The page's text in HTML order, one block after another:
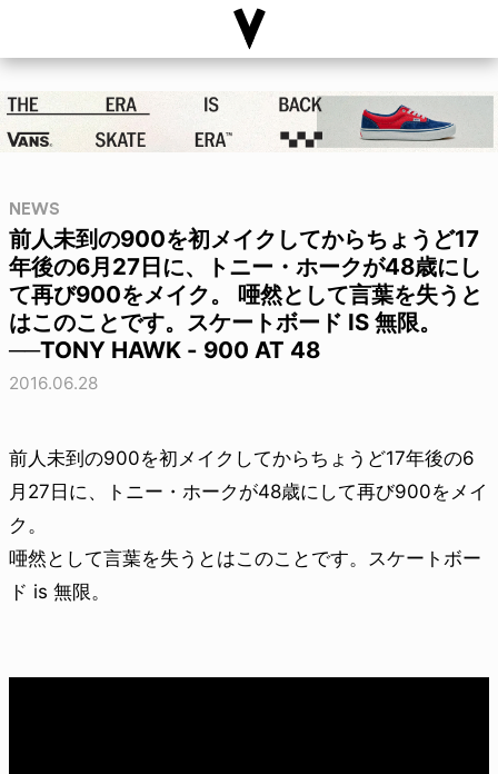
NEWS
前人未到の900を初メイクしてからちょうど17
年後の6月27日に、トニー・ホークが48歳にし
て再び900をメイク。 唖然として言葉を失うと
はこのことです。スケートボード IS 無限。
──TONY HAWK - 900 AT 48
2016.06.28
前人未到の900を初メイクしてからちょうど17年後の6
月27日に、トニー・ホークが48歳にして再び900をメイ
ク。
唖然として言葉を失うとはこのことです。スケートボー
ド is 無限。